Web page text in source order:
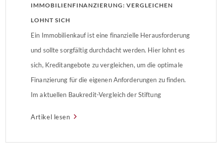
IMMOBILIENFINANZIERUNG: VERGLEICHEN
LOHNT SICH
Ein Immobilienkauf ist eine finanzielle Herausforderung
und sollte sorgfältig durchdacht werden. Hier lohnt es
sich, Kreditangebote zu vergleichen, um die optimale
Finanzierung für die eigenen Anforderungen zu finden.
Im aktuellen Baukredit-Vergleich der Stiftung
Artikel lesen